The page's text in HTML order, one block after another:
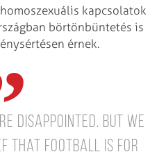
kapcsolatok
börtönbüntetés is
érnek.
disappointed. But we
that football is for